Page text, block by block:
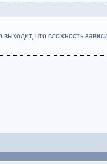
что сложность